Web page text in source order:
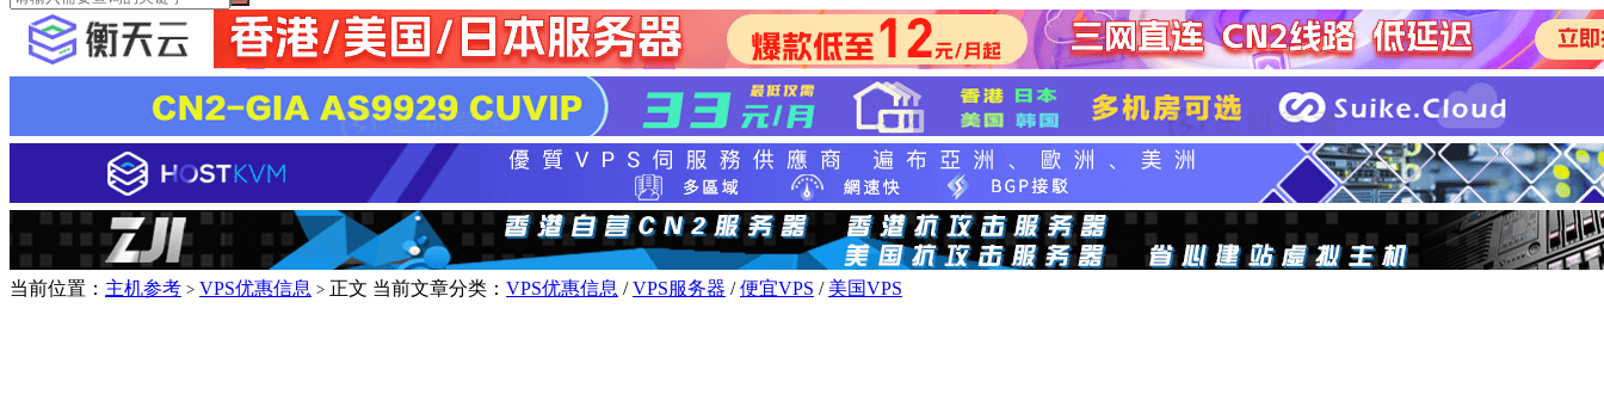
当前位置： 主机参考 > VPS优惠信息 > 正文 当前文章分类： VPS优惠信息 /VPS服务器 /便宜VPS / 美国VPS